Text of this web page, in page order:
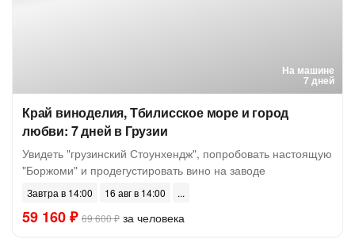
На машине
7 дней
Край виноделия, Тбилисское море и город
любви: 7 дней в Грузии
Увидеть "грузинский Стоунхендж", попробовать настоящую
"Боржоми" и продегустировать вино на заводе
Завтра в 14:00 16 авг в 14:00
59 160 ₽ 69 600 ₽ за человека